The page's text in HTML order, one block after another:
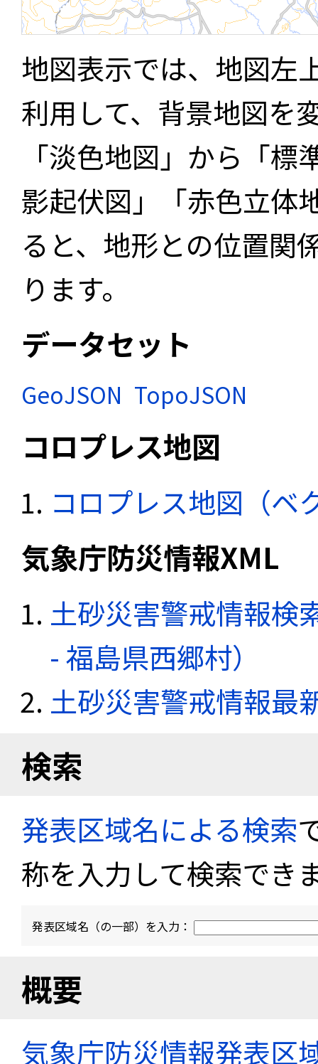
地図表示では、地図左
利用して、背景地図を
「淡色地図」から「
影起伏図」「赤色立体
ると、地形との位置関
ります。
データセット
GeoJSON TopoJSON
コロプレス地図
コロプレス地図（ベ
気象庁防災情報XML
土砂災害警戒情報検
- 福島県西郷村）
土砂災害警戒情報最
検索
発表区域名による検索
称を入力して検索でき
発表区域名（の一部）を入力：
概要
気象庁防災情報発表区